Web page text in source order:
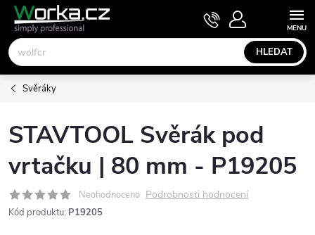
Přejít
obsah
HLEDAT
NÁKUPNÍ
KOŠÍK
Svěráky
STAVTOOL Svěrák pod
vrtačku | 80 mm - P19205
Neohodnoceno Podrobnosti hodnocení
Kód produktu: P19205